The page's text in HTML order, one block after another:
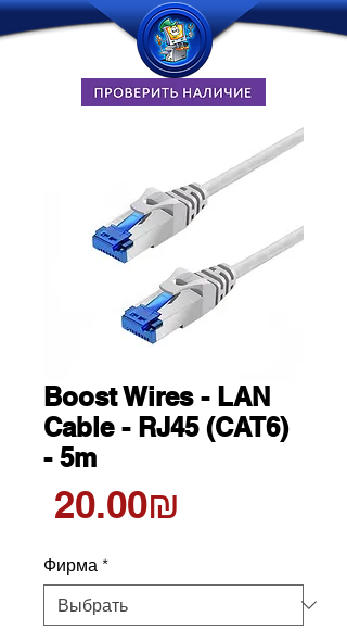
Boost Wires - LAN
Cable - RJ45 (CAT6)
- 5m
‏20.00 ‏₪
Фирма *